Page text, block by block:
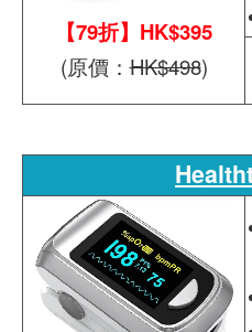
【79折】HK$395
(原價：HK$498)